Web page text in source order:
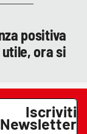
positiva
ora si
Iscriviti